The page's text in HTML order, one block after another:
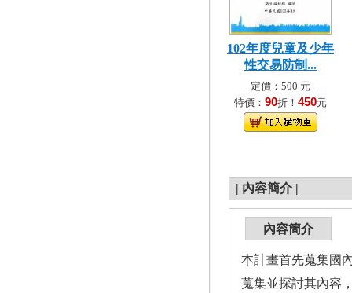
102年度兒童及少年
性交易防制...
定價：500 元
特價： 90折！ 450元
| 內容簡介 |
內容簡介
本計畫首先蒐集國
蒐集並探討其內容